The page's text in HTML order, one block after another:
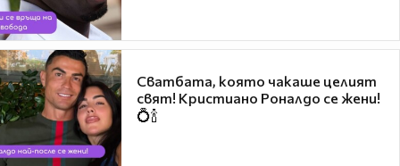
Сватбата, която чакаше целият
свят! Кристиано Роналдо се жени!
💍🍾